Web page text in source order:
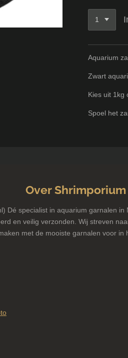
Aquarium
Zwart
Kies uit 1kg
Spoel het
Over Shrimporium
Dé specialist in aquarium garnalen
en veilig verzonden. Wij streven
met de mooiste garnalen voor